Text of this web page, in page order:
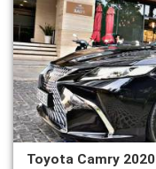
Toyota Camry 2020